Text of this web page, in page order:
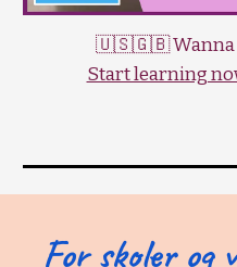
🇺🇸🇬🇧 Wanna
Start learning
Forskolerog